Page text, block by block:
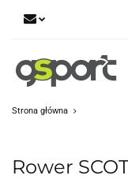
Strona główna
Rower